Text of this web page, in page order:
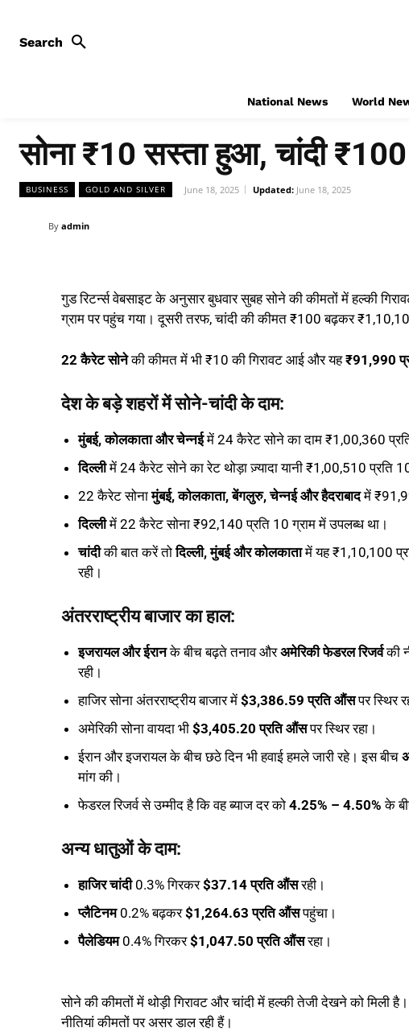
Search
National News World
सोना ₹10 सस्ता हुआ, चांदी ₹100
BUSINESS GOLD AND SILVER June 18, 2025 Updated: June 18, 2025
By admin
गुड रिटर्न्स वेबसाइट के अनुसार बुधवार सुबह सोने की कीमतों में हल्की
ग्राम पर पहुंच गया। दूसरी तरफ, चांदी की कीमत ₹100 बढ़कर
22 कैरेट सोनेकी कीमत में भी ₹10 की गिरावट आई और यह₹91,990
देश के बड़े शहरों में सोने-चांदी के दाम:
मुंबई, कोलकाता और चेन्नईमें 24 कैरेट सोने का दाम ₹1,00,360
दिल्लीमें 24 कैरेट सोने का रेट थोड़ा ज़्यादा यानी ₹1,00,510 प्रति 10
22 कैरेट सोनामुंबई, कोलकाता, बेंगलुरु, चेन्नई और हैदराबादमें
दिल्लीमें 22 कैरेट सोना ₹92,140 प्रति 10 ग्राम में उपलब्ध था।
चांदीकी बात करें तोदिल्ली, मुंबई और कोलकातामें यह ₹1,10,100
रही।
अंतरराष्ट्रीय बाजार का हाल:
इजरायल और ईरानके बीच बढ़ते तनाव औरअमेरिकी फेडरल रिजर्वकी
रही।
हाजिर सोना अंतरराष्ट्रीय बाजार में $3,386.59 प्रति औंसपर स्थिर
अमेरिकी सोना वायदा भी $3,405.20 प्रति औंसपर स्थिर रहा।
ईरान और इजरायल के बीच छठे दिन भी हवाई हमले जारी रहे। इस बीच
मांग की।
फेडरल रिजर्व से उम्मीद है कि वह ब्याज दर को 4.25% – 4.50% के
अन्य धातुओं के दाम:
हाजिर चांदी0.3% गिरकर$37.14 प्रति औंसरही।
प्लैटिनम0.2% बढ़कर$1,264.63 प्रति औंसपहुंचा।
पैलेडियम0.4% गिरकर$1,047.50 प्रति औंसरहा।
सोने की कीमतों में थोड़ी गिरावट और चांदी में हल्की तेजी देखने को मिली
नीतियां कीमतों पर असर डाल रही हैं।